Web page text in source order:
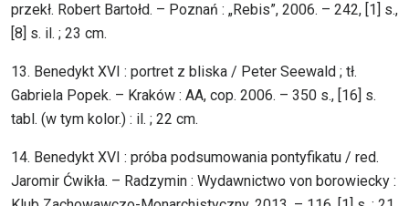
przekł. Robert Bartołd. – Poznań : „Rebis”, 2006. – 242, [1] s.,
[8] s. il. ; 23 cm.
13. Benedykt XVI : portret z bliska / Peter Seewald ; tł.
Gabriela Popek. – Kraków : AA, cop. 2006. – 350 s., [16] s.
tabl. (w tym kolor.) : il. ; 22 cm.
14. Benedykt XVI : próba podsumowania pontyfikatu / red.
Jaromir Ćwikła. – Radzymin : Wydawnictwo von borowiecky :